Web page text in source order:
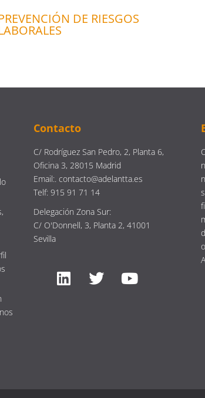
DE RIESGOS
Contacto
C/ Rodríguez San Pedro, 2, Planta 6,
Oficina 3, 28015 Madrid
Email:. contacto@adelantta.es
Telf: 915 91 71 14
Delegación Zona Sur:
C/ O'Donnell, 3, Planta 2, 41001
Sevilla